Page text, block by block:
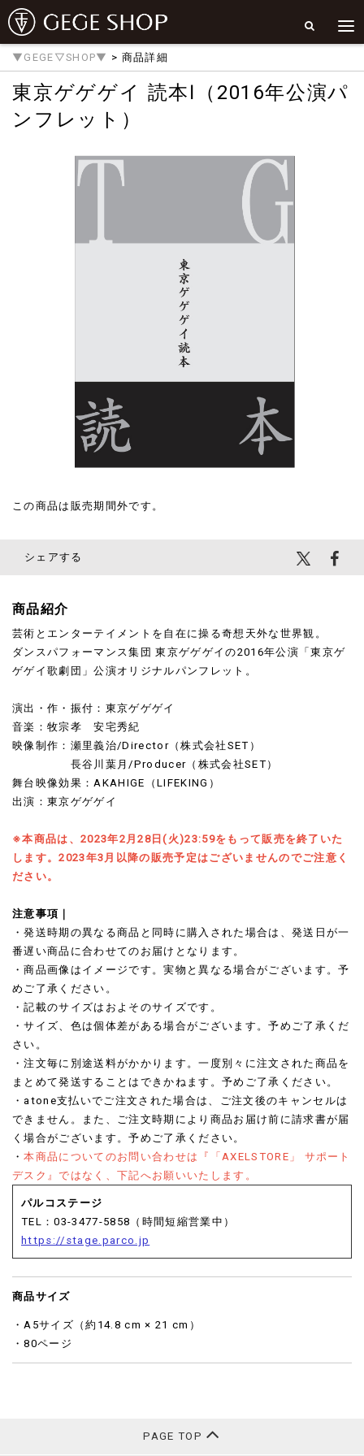
▼GEGE▽SHOP▼ > 商品詳細
東京ゲゲゲイ 読本Ⅰ（2016年公演パ
ンフレット）
¥1,500
この商品は販売期間外です。
シェアする
商品紹介
芸術とエンターテイメントを自在に操る奇想天外な世界観。
ダンスパフォーマンス集団 東京ゲゲゲイの2016年公演「東京ゲ
ゲゲイ歌劇団」公演オリジナルパンフレット。
演出・作・振付：東京ゲゲゲイ
音楽：牧宗孝 安宅秀紀
映像制作：瀬里義治/Director（株式会社SET）
長谷川葉月/Producer（株式会社SET）
舞台映像効果：AKAHIGE（LIFEKING）
出演：東京ゲゲゲイ
※本商品は、2023年2月28日(火)23:59をもって販売を終了いた
します。2023年3月以降の販売予定はございませんのでご注意く
ださい。
注意事項｜
・発送時期の異なる商品と同時に購入された場合は、 発送日が一
番遅い商品に合わせてのお届けとなります。
・商品画像はイメージです。実物と異なる場合がございます。予
めご了承ください。
・記載のサイズはおよそのサイズです。
・サイズ、色は個体差がある場合がございます。予めご了承くだ
さい。
・注文毎に別途送料がかかります。一度別々に注文された商品を
まとめて発送することはできかねます。予めご了承ください。
・atone支払いでご注文された場合は、ご注文後のキャンセルは
できません。また、ご注文時期により商品お届け前に請求書が届
く場合がございます。予めご了承ください。
・本商品についてのお問い合わせは『「AXELSTORE」 サポート
デスク』ではなく、下記へお願いいたします。
パルコステージ
TEL：03-3477-5858（時間短縮営業中）
https://stage.parco.jp
商品サイズ
・A5サイズ（約14.8 cm × 21 cm）
・80ページ
PAGE TOP